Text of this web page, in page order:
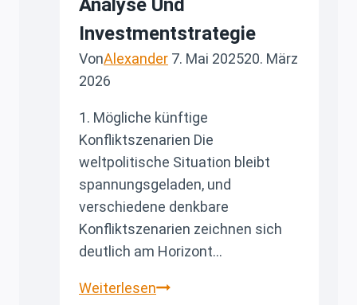
Analyse Und
Investmentstrategie
VonAlexander 7. Mai 202520. März
2026
1. Mögliche künftige
Konfliktszenarien Die
weltpolitische Situation bleibt
spannungsgeladen, und
verschiedene denkbare
Konfliktszenarien zeichnen sich
deutlich am Horizont…
WeiterlesenGeopolitische